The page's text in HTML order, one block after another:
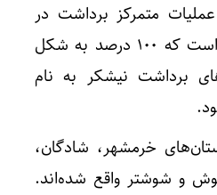
متمرکز برداشت در
بخش کشاورزی کشور است که ۱۰۰ درصد به شکل
برداشت نیشکر به نام
خرمشهر، شادگان،
و شوشتر واقع شده‌اند.